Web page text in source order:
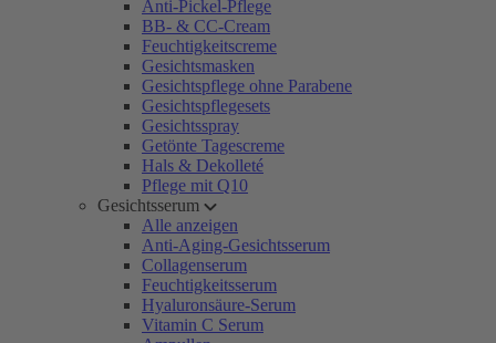
Anti-Pickel-Pflege
BB- & CC-Cream
Feuchtigkeitscreme
Gesichtsmasken
Gesichtspflege ohne Parabene
Gesichtspflegesets
Gesichtsspray
Getönte Tagescreme
Hals & Dekolleté
Pflege mit Q10
Gesichtsserum
Alle anzeigen
Anti-Aging-Gesichtsserum
Collagenserum
Feuchtigkeitsserum
Hyaluronsäure-Serum
Vitamin C Serum